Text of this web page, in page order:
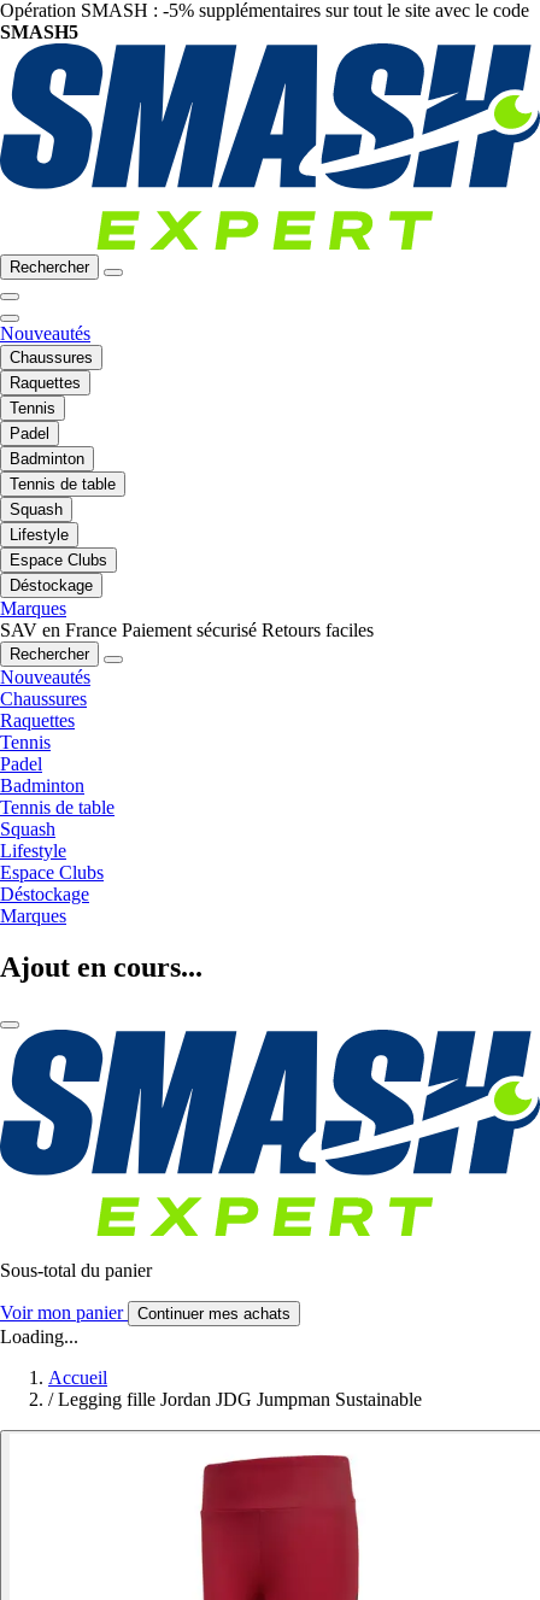
Opération SMASH : -5% supplémentaires sur tout le site avec le code
SMASH5
Rechercher
Nouveautés
Chaussures
Raquettes
Tennis
Padel
Badminton
Tennis de table
Squash
Lifestyle
Espace Clubs
Déstockage
Marques
SAV en France Paiement sécurisé Retours faciles
Rechercher
Nouveautés
Chaussures
Raquettes
Tennis
Padel
Badminton
Tennis de table
Squash
Lifestyle
Espace Clubs
Déstockage
Marques
Ajout en cours...
Sous-total du panier
Voir mon panier Continuer mes achats
Loading...
Accueil
/ Legging fille Jordan JDG Jumpman Sustainable